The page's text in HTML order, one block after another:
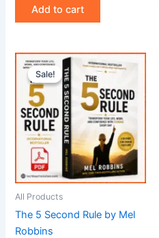
Add to cart
Sale!
Sale!
All Products
The 5 Second Rule by Mel
Robbins
Original
price
was:
299.00৳ .
Current
price
is:
99.00৳ .